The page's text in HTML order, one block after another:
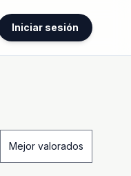
Iniciar sesión